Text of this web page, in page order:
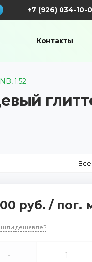
+7 (926) 034-10-
Контакты
1.52
руб. / пог.
дешевле?
-